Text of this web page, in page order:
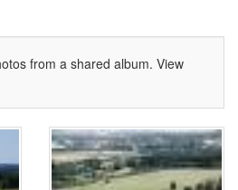
from a shared album. View